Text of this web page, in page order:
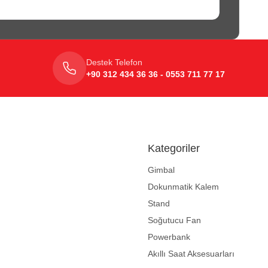
Destek Telefon
+90 312 434 36 36 - 0553 711 77 17
Kategoriler
Gimbal
Dokunmatik Kalem
Stand
Soğutucu Fan
Powerbank
Akıllı Saat Aksesuarları